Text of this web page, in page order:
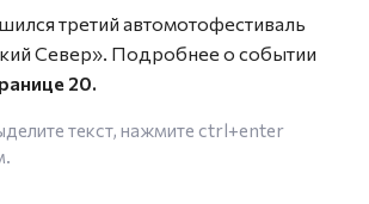
третий автомотофестиваль
Север». Подробнее о событии
20.
текст, нажмите ctrl+enter